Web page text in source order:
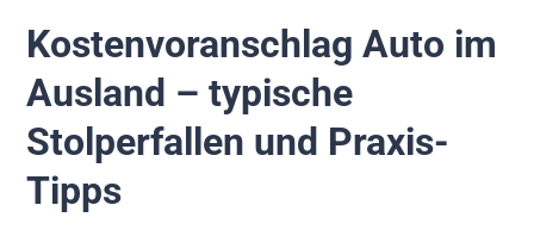
Kostenvoranschlag Auto im
Ausland – typische
Stolperfallen und Praxis-
Tipps